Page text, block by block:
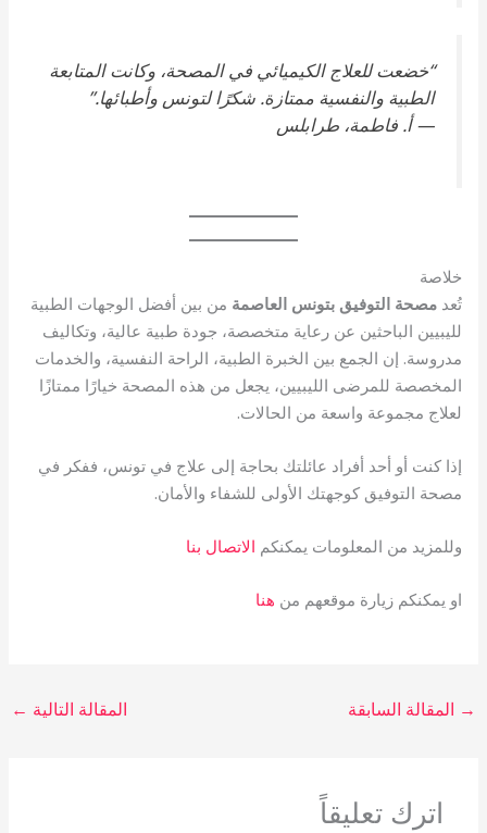
“خضعت للعلاج الكيميائي في المصحة، وكانت المتابعة
الطبية والنفسية ممتازة. شكرًا لتونس وأطبائها.”
— أ. فاطمة، طرابلس
خلاصة
تُعدمصحة التوفيق بتونس العاصمة من بين أفضل الوجهات الطبية
لليبيين الباحثين عن رعاية متخصصة، جودة طبية عالية، وتكاليف
مدروسة. إن الجمع بين الخبرة الطبية، الراحة النفسية، والخدمات
المخصصة للمرضى الليبيين، يجعل من هذه المصحة خيارًا ممتازًا
لعلاج مجموعة واسعة من الحالات.
إذا كنت أو أحد أفراد عائلتك بحاجة إلى علاج في تونس، ففكر في
مصحة التوفيق كوجهتك الأولى للشفاء والأمان.
وللمزيد من المعلومات يمكنكم الاتصال بنا
او يمكنكم زيارة موقعهم من هنا
→ المقالة السابقة المقالة التالية ←
اترك تعليقاً